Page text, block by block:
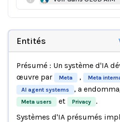
Entités
Présumé : Un système d'IA
œuvre par
Meta , Meta
AI agent systems , a
Meta users et Privacy
.
Systèmes d'IA présumés